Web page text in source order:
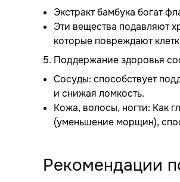
Экстракт бамбука богат
Эти вещества подавляют
которые повреждают
5. Поддержание здоровья
Сосуды: способствует
и снижая ломкость.
Кожа, волосы, ногти: Как
(уменьшение морщин),
Рекомендации